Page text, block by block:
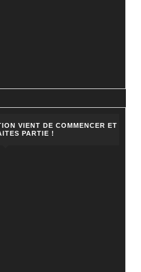
VIENT DE COMMENCER ET
PARTIE !